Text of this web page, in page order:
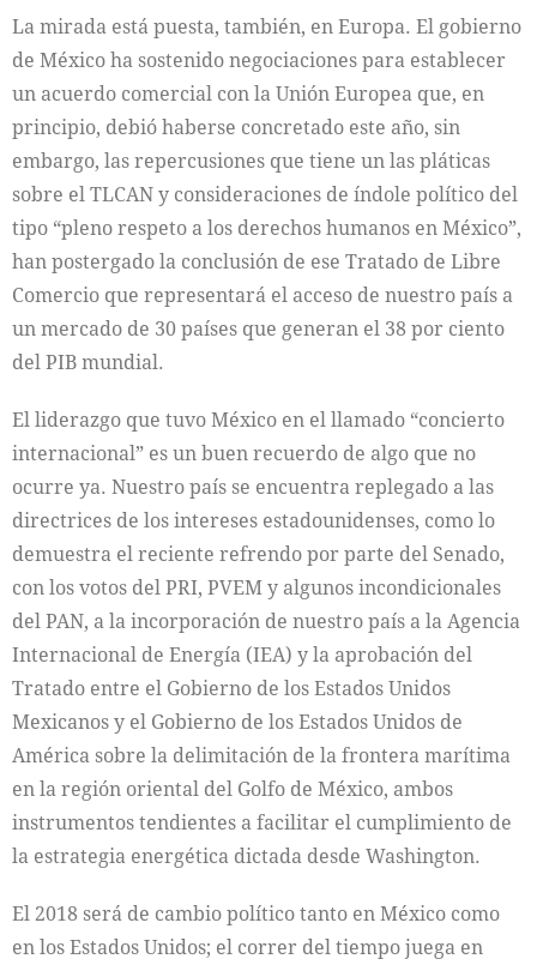
La mirada está puesta, también, en Europa. El gobierno
de México ha sostenido negociaciones para establecer
un acuerdo comercial con la Unión Europea que, en
principio, debió haberse concretado este año, sin
embargo, las repercusiones que tiene un las pláticas
sobre el TLCAN y consideraciones de índole político del
tipo “pleno respeto a los derechos humanos en México”,
han postergado la conclusión de ese Tratado de Libre
Comercio que representará el acceso de nuestro país a
un mercado de 30 países que generan el 38 por ciento
del PIB mundial.
El liderazgo que tuvo México en el llamado “concierto
internacional” es un buen recuerdo de algo que no
ocurre ya. Nuestro país se encuentra replegado a las
directrices de los intereses estadounidenses, como lo
demuestra el reciente refrendo por parte del Senado,
con los votos del PRI, PVEM y algunos incondicionales
del PAN, a la incorporación de nuestro país a la Agencia
Internacional de Energía (IEA) y la aprobación del
Tratado entre el Gobierno de los Estados Unidos
Mexicanos y el Gobierno de los Estados Unidos de
América sobre la delimitación de la frontera marítima
en la región oriental del Golfo de México, ambos
instrumentos tendientes a facilitar el cumplimiento de
la estrategia energética dictada desde Washington.
El 2018 será de cambio político tanto en México como
en los Estados Unidos; el correr del tiempo juega en